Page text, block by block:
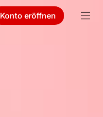
Konto eröffnen